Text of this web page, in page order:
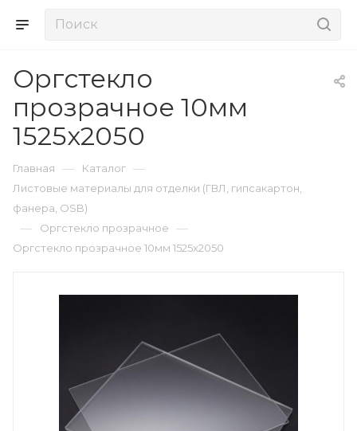
Оргстекло
прозрачное 10мм
1525х2050
Главная — Каталог —
Листовые материалы для отделки (ГВЛ, гипсакартон,
фанера, OSB)
— Оргстекло прозрачное —
Оргстекло прозрачное 10мм 1525х2050